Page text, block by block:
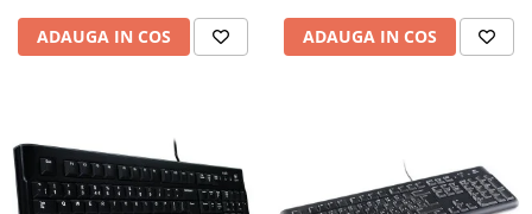
PC NUC
Microfoane & Casti Gaming
Mouse Gaming
Scaune Gaming
ADAUGA IN COS ADAUGA IN COS